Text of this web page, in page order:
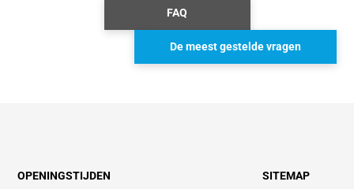
FAQ
De meest gestelde vragen
OPENINGSTIJDEN
SITEMAP